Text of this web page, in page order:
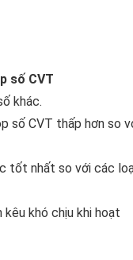
số CVT
khác.
số CVT thấp hơn so
tốt nhất so với các
khó chịu khi hoạt